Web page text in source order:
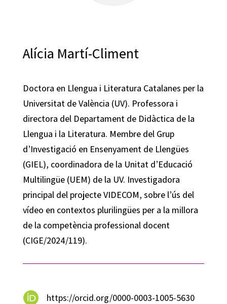
Alícia Martí-Climent
Doctora en Llengua i Literatura Catalanes per la
Universitat de València (UV). Professora i
directora del Departament de Didàctica de la
Llengua i la Literatura. Membre del Grup
d’Investigació en Ensenyament de Llengües
(GIEL), coordinadora de la Unitat d’Educació
Multilingüe (UEM) de la UV. Investigadora
principal del projecte VIDECOM, sobre l’ús del
vídeo en contextos plurilingües per a la millora
de la competència professional docent
(CIGE/2024/119).
https://orcid.org/0000-0003-1005-5630